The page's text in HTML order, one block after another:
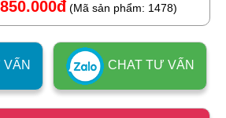
850.000đ (Mã sản phẩm: 1478)
CHAT TƯ VẤN